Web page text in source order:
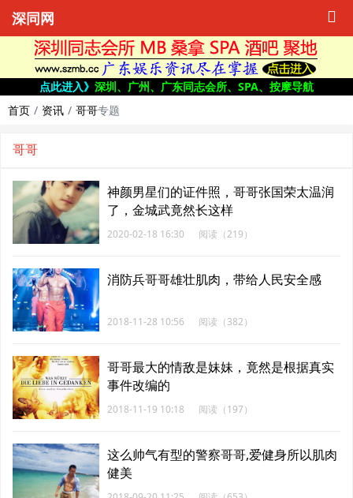
深同网
点此进入》 深圳、广州、广东同志会所、SPA、按摩导航
首页
资讯 哥哥专题
哥哥
神颜男星们的证件照，哥哥张国荣太温润
了，金城武竟然长这样
2020-02-18 16:30 阅读（219）
消防兵哥哥雄壮肌肉，带给人民安全感
2018-11-28 10:56 阅读（382）
哥哥最大的情敌是妹妹，竟然是根据真实
事件改编的
2018-11-19 10:18 阅读（197）
这么帅气有型的警察哥哥,爱健身所以肌肉
健美